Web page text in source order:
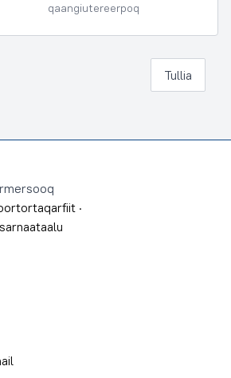
qaangiutereerpoq
Tullia
·